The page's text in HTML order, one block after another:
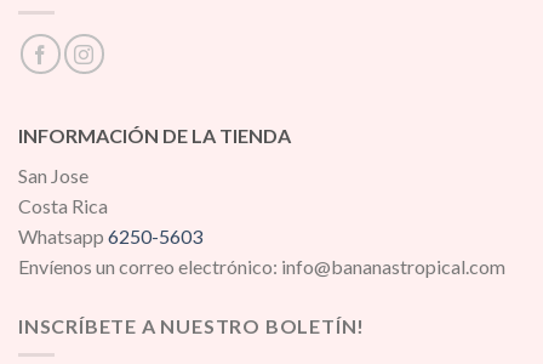
INFORMACIÓN DE LA TIENDA
San Jose
Costa Rica
Whatsapp 6250-5603
Envíenos un correo electrónico: info@bananastropical.com
INSCRÍBETE A NUESTRO BOLETÍN!